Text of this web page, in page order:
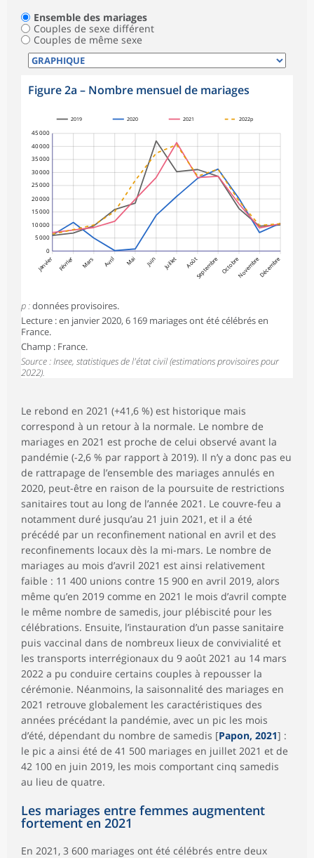
Ensemble des mariages
Couples de sexe différent
Couples de même sexe
Figure 2a – Nombre mensuel de mariages
0
5 000
10 000
15 000
20 000
25 000
30 000
35 000
40 000
45 000
Janvier Février Mars Avril Mai Juin Juillet AoûtSeptembre OctobreNovembreDécembre
2019 2020 2021 2022p
p :données provisoires.
Lecture : en janvier 2020, 6 169 mariages ont été célébrés en
France.
Champ : France.
Source : Insee, statistiques de l'état civil (estimations provisoires pour
2022).
Le rebond en 2021 (+41,6 %) est historique mais
correspond à un retour à la normale. Le nombre de
mariages en 2021 est proche de celui observé avant la
pandémie (-2,6 % par rapport à 2019). Il n’y a donc pas eu
de rattrapage de l’ensemble des mariages annulés en
2020, peut-être en raison de la poursuite de restrictions
sanitaires tout au long de l’année 2021. Le couvre-feu a
notamment duré jusqu’au 21 juin 2021, et il a été
précédé par un reconfinement national en avril et des
reconfinements locaux dès la mi-mars. Le nombre de
mariages au mois d’avril 2021 est ainsi relativement
faible : 11 400 unions contre 15 900 en avril 2019, alors
même qu’en 2019 comme en 2021 le mois d’avril compte
le même nombre de samedis, jour plébiscité pour les
célébrations. Ensuite, l’instauration d’un passe sanitaire
puis vaccinal dans de nombreux lieux de convivialité et
les transports interrégionaux du 9 août 2021 au 14 mars
2022 a pu conduire certains couples à repousser la
cérémonie. Néanmoins, la saisonnalité des mariages en
2021 retrouve globalement les caractéristiques des
années précédant la pandémie, avec un pic les mois
d’été, dépendant du nombre de samedis [Papon, 2021] :
le pic a ainsi été de 41 500 mariages en juillet 2021 et de
42 100 en juin 2019, les mois comportant cinq samedis
au lieu de quatre.
Les mariages entre femmes augmentent
fortement en 2021
En 2021, 3 600 mariages ont été célébrés entre deux